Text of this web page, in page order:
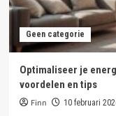
Geen categorie
Optimaliseer je
voordelen en tips
Finn 10 februari